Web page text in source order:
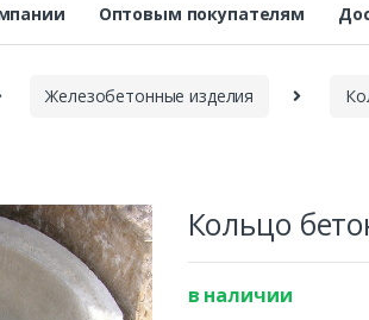
Оптовым покупателям
Железобетонные изделия
Кольцо
в наличии